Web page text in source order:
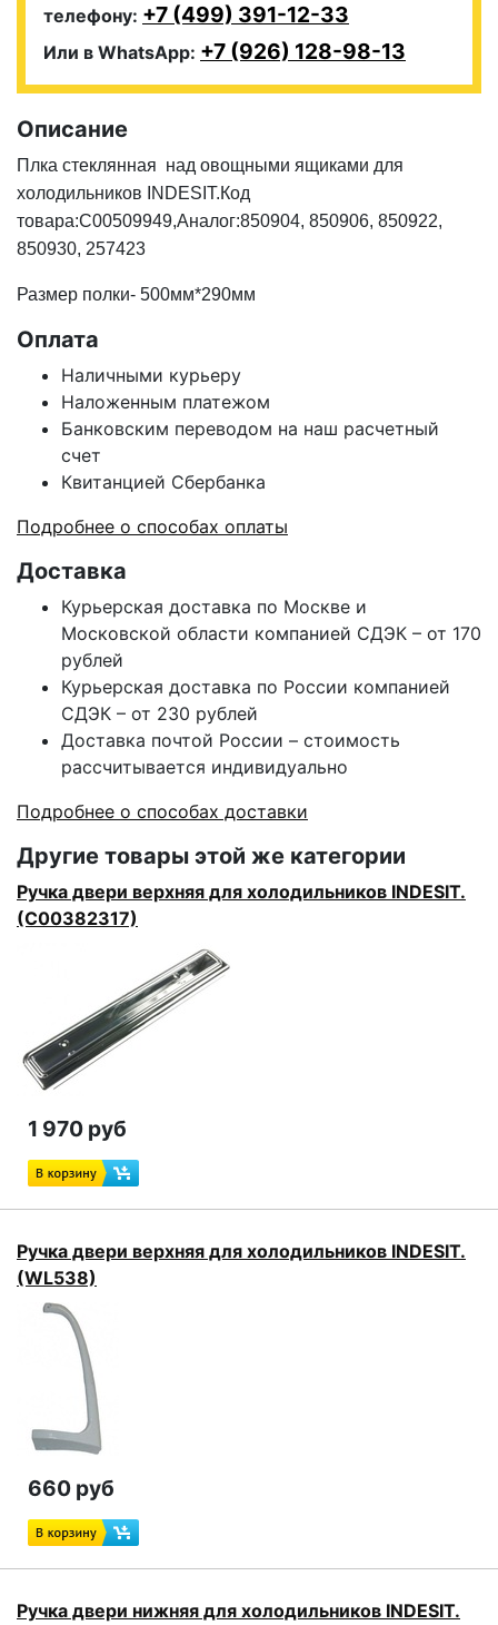
телефону: +7 (499) 391-12-33
Или в WhatsApp: +7 (926) 128-98-13
Описание
Плка стеклянная над овощными ящиками для
холодильников INDESIT.Код
товара:C00509949,Аналог:850904, 850906, 850922,
850930, 257423
Размер полки- 500мм*290мм
Оплата
Наличными курьеру
Наложенным платежом
Банковским переводом на наш расчетный
счет
Квитанцией Сбербанка
Подробнее о способах оплаты
Доставка
Курьерская доставка по Москве и
Московской области компанией СДЭК – от 170
рублей
Курьерская доставка по России компанией
СДЭК – от 230 рублей
Доставка почтой России – стоимость
рассчитывается индивидуально
Подробнее о способах доставки
Другие товары этой же категории
Ручка двери верхняя для холодильников INDESIT.
(C00382317)
1 970 руб
Ручка двери верхняя для холодильников INDESIT.
(WL538)
660 руб
Ручка двери нижняя для холодильников INDESIT.